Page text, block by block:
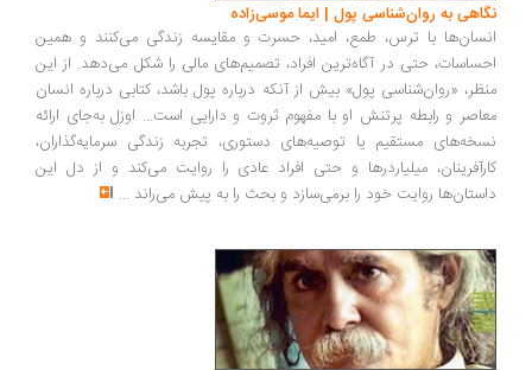
به روان‌شناسی پول | ایما موسی‌زاده
با ترس، طمع، امید، حسرت و مقایسه زندگی می‌کنند و همین
حتی در آگاه‌ترین افراد، تصمیم‌های مالی را شکل می‌دهد. از این
«روان‌شناسی پول» بیش از آنکه درباره پول باشد، کتابی درباره انسان
و رابطه پرتنش او با مفهوم ثروت و دارایی است... اوزل به‌جای ارائه
مستقیم یا توصیه‌های دستوری، تجربه زندگی سرمایه‌گذاران،
میلیاردرها و حتی افراد عادی را روایت می‌کند و از دل این
روایت خود را برمی‌سازد و بحث را به پیش می‌راند...